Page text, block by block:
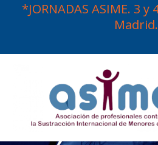
*JORNADAS ASIME. 3
Madrid.